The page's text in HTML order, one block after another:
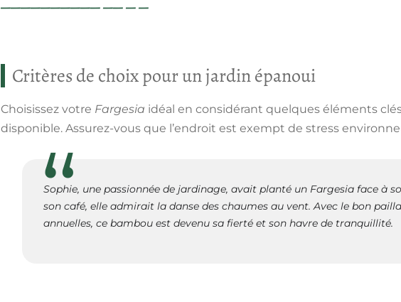
Critères de choix pour un jardin épanoui
Choisissez votre Fargesia idéal en considérant quelques éléments
disponible. Assurez-vous que l’endroit est exempt de stress
Sophie, une passionnée de jardinage, avait planté un Fargesia face à
son café, elle admirait la danse des chaumes au vent. Avec le bon
annuelles, ce bambou est devenu sa fierté et son havre de tranquillité.